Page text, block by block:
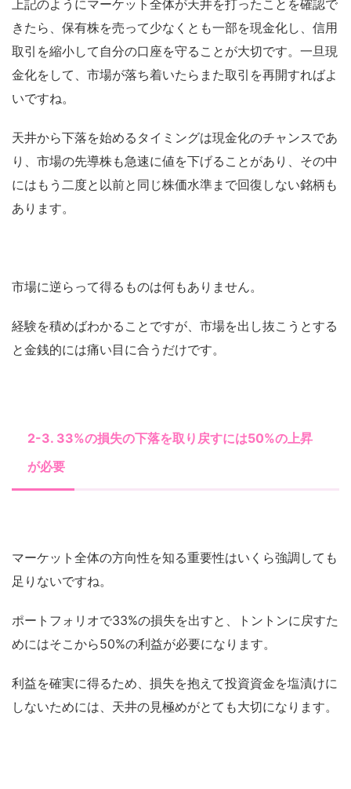
上記のようにマーケット全体が天井を打ったことを確認で
きたら、保有株を売って少なくとも一部を現金化し、信用
取引を縮小して自分の口座を守ることが大切です。一旦現
金化をして、市場が落ち着いたらまた取引を再開すればよ
いですね。
天井から下落を始めるタイミングは現金化のチャンスであ
り、市場の先導株も急速に値を下げることがあり、その中
にはもう二度と以前と同じ株価水準まで回復しない銘柄も
あります。
市場に逆らって得るものは何もありません。
経験を積めばわかることですが、市場を出し抜こうとする
と金銭的には痛い目に合うだけです。
2-3. 33%の損失の下落を取り戻すには50%の上昇
が必要
マーケット全体の方向性を知る重要性はいくら強調しても
足りないですね。
ポートフォリオで33%の損失を出すと、トントンに戻すた
めにはそこから50%の利益が必要になります。
利益を確実に得るため、損失を抱えて投資資金を塩漬けに
しないためには、天井の見極めがとても大切になります。